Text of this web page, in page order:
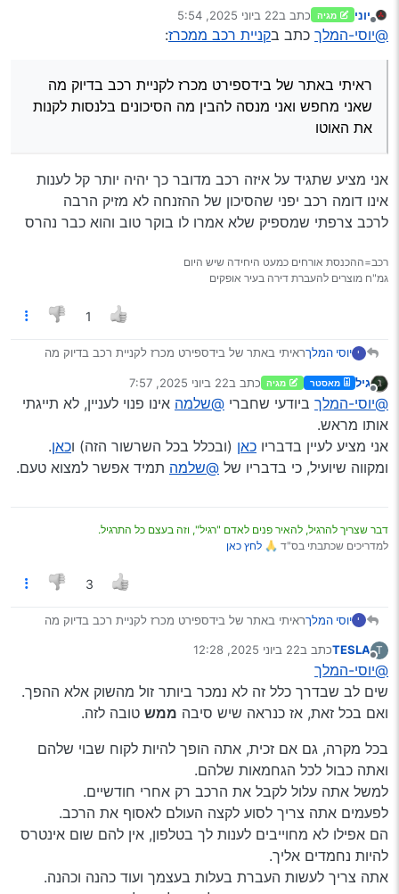
את האוטו
מנותק
יוני מגיה כתב ב22 ביוני 2025, 5:54
נערך לאחרונה על ידי
@יוסי-המלך כתב בקניית רכב ממכרז:
ראיתי באתר של בידספירט מכרז לקניית רכב בדיוק מה
שאני מחפש ואני מנסה להבין מה הסיכונים בלנסות לקנות
את האוטו
אני מציע שתגיד על איזה רכב מדובר כך יהיה יותר קל לענות
אינו דומה רכב יפני שהסיכון של ההזנחה לא מזיק הרבה
לרכב צרפתי שמספיק שלא אמרו לו בוקר טוב והוא כבר נהרס
רכב=ההכנסת אורחים כמעט היחידה שיש היום
גמ"ח מוצרים להעברת דירה בעיר אופקים
1
י יוסי המלךראיתי באתר של בידספירט מכרז לקניית רכב בדיוק מה
את האוטו
גיל מאסטר מגיה כתב ב22 ביוני 2025, 7:57
נערך לאחרונה על ידי
@יוסי-המלך ביודעי שחברי @שלמה אינו פנוי לעניין, לא תייגתי
אותו מראש.
אני מציע לעיין בדבריו כאן (ובכלל בכל השרשור הזה) וכאן.
ומקווה שיועיל, כי בדבריו של @שלמה תמיד אפשר למצוא טעם.
דבר שצריך להרגיל, להאיר פנים לאדם "רגיל", וזה בעצם כל התרגיל.
למדריכים שכתבתי בס"ד 🙏 לחץ כאן
3
י יוסי המלךראיתי באתר של בידספירט מכרז לקניית רכב בדיוק מה
את האוטו
T
TESLAכתב ב22 ביוני 2025, 12:28
נערך לאחרונה על ידי
@יוסי-המלך
שים לב שבדרך כלל זה לא נמכר ביותר זול מהשוק אלא ההפך.
ואם בכל זאת, אז כנראה שיש סיבה ממש טובה לזה.
בכל מקרה, גם אם זכית, אתה הופך להיות לקוח שבוי שלהם
ואתה כבול לכל הגחמאות שלהם.
למשל אתה עלול לקבל את הרכב רק אחרי חודשיים.
לפעמים אתה צריך לסוע לקצה העולם לאסוף את הרכב.
הם אפילו לא מחוייבים לענות לך בטלפון, אין להם שום אינטרס
להיות נחמדים אליך.
אתה צריך לעשות העברת בעלות בעצמך ועוד כהנה וכהנה.